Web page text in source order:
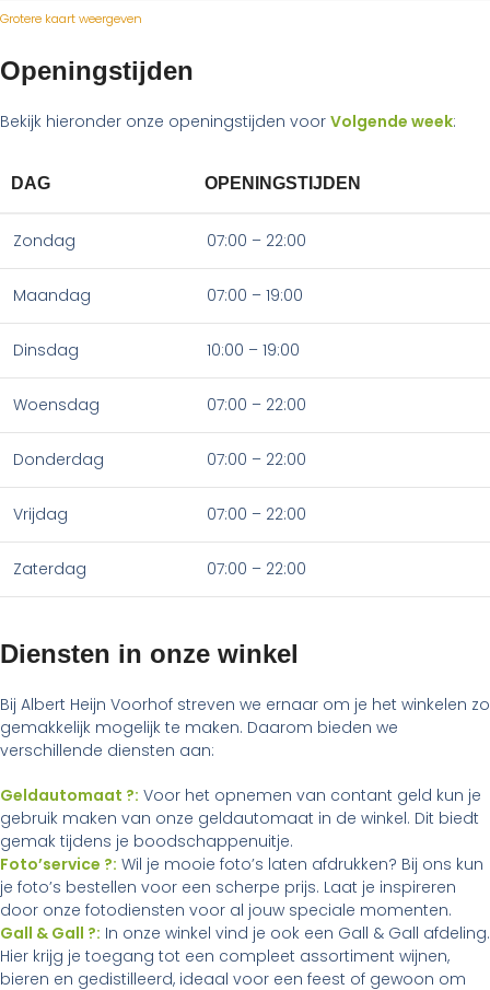
Grotere kaart weergeven
Openingstijden
Bekijk hieronder onze openingstijden voor Volgende week:
DAG OPENINGSTIJDEN
Zondag 07:00 – 22:00
Maandag 07:00 – 19:00
Dinsdag 10:00 – 19:00
Woensdag 07:00 – 22:00
Donderdag 07:00 – 22:00
Vrijdag 07:00 – 22:00
Zaterdag 07:00 – 22:00
Diensten in onze winkel
Bij Albert Heijn Voorhof streven we ernaar om je het winkelen zo
gemakkelijk mogelijk te maken. Daarom bieden we
verschillende diensten aan:
Geldautomaat ?: Voor het opnemen van contant geld kun je
gebruik maken van onze geldautomaat in de winkel. Dit biedt
gemak tijdens je boodschappenuitje.
Foto’service ?: Wil je mooie foto’s laten afdrukken? Bij ons kun
je foto’s bestellen voor een scherpe prijs. Laat je inspireren
door onze fotodiensten voor al jouw speciale momenten.
Gall & Gall ?: In onze winkel vind je ook een Gall & Gall afdeling.
Hier krijg je toegang tot een compleet assortiment wijnen,
bieren en gedistilleerd, ideaal voor een feest of gewoon om